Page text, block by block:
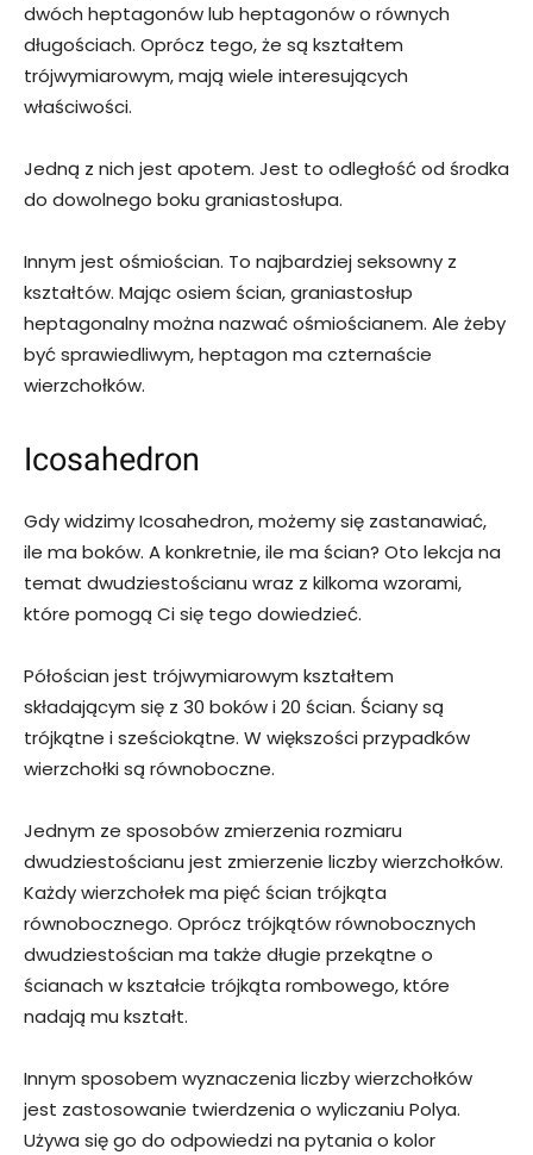
dwóch heptagonów lub heptagonów o równych
długościach. Oprócz tego, że są kształtem
trójwymiarowym, mają wiele interesujących
właściwości.
Jedną z nich jest apotem. Jest to odległość od środka
do dowolnego boku graniastosłupa.
Innym jest ośmiościan. To najbardziej seksowny z
kształtów. Mając osiem ścian, graniastosłup
heptagonalny można nazwać ośmiościanem. Ale żeby
być sprawiedliwym, heptagon ma czternaście
wierzchołków.
Icosahedron
Gdy widzimy Icosahedron, możemy się zastanawiać,
ile ma boków. A konkretnie, ile ma ścian? Oto lekcja na
temat dwudziestościanu wraz z kilkoma wzorami,
które pomogą Ci się tego dowiedzieć.
Półościan jest trójwymiarowym kształtem
składającym się z 30 boków i 20 ścian. Ściany są
trójkątne i sześciokątne. W większości przypadków
wierzchołki są równoboczne.
Jednym ze sposobów zmierzenia rozmiaru
dwudziestościanu jest zmierzenie liczby wierzchołków.
Każdy wierzchołek ma pięć ścian trójkąta
równobocznego. Oprócz trójkątów równobocznych
dwudziestościan ma także długie przekątne o
ścianach w kształcie trójkąta rombowego, które
nadają mu kształt.
Innym sposobem wyznaczenia liczby wierzchołków
jest zastosowanie twierdzenia o wyliczaniu Polya.
Używa się go do odpowiedzi na pytania o kolor